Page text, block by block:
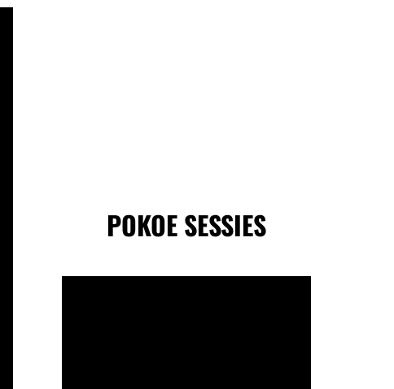
POKOE SESSIES